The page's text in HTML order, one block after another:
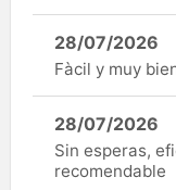
28/07/2026
Fàcil y muy
28/07/2026
Sin esperas,
recomendable